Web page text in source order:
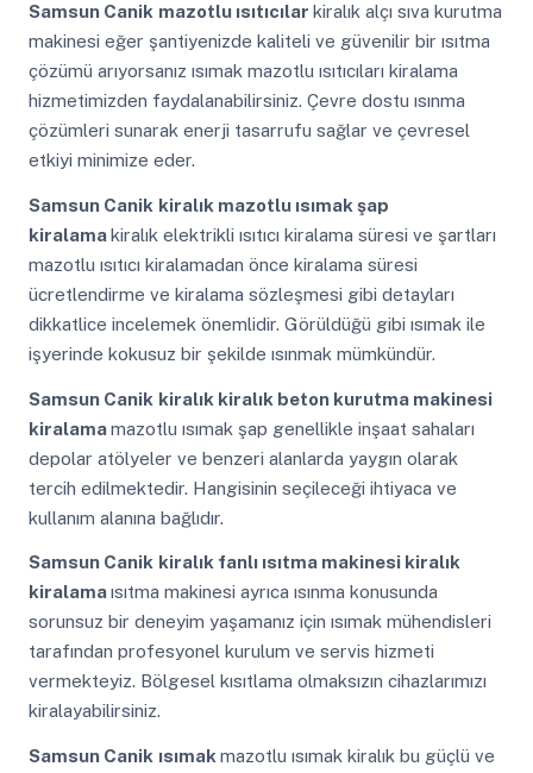
Samsun Canik mazotlu ısıtıcılar kiralık alçı sıva kurutma
makinesi eğer şantiyenizde kaliteli ve güvenilir bir ısıtma
çözümü arıyorsanız ısımak mazotlu ısıtıcıları kiralama
hizmetimizden faydalanabilirsiniz. Çevre dostu ısınma
çözümleri sunarak enerji tasarrufu sağlar ve çevresel
etkiyi minimize eder.
Samsun Canik kiralık mazotlu ısımak şap
kiralamakiralık elektrikli ısıtıcı kiralama süresi ve şartları
mazotlu ısıtıcı kiralamadan önce kiralama süresi
ücretlendirme ve kiralama sözleşmesi gibi detayları
dikkatlice incelemek önemlidir. Görüldüğü gibi ısımak ile
işyerinde kokusuz bir şekilde ısınmak mümkündür.
Samsun Canik kiralık kiralık beton kurutma makinesi
kiralamamazotlu ısımak şap genellikle inşaat sahaları
depolar atölyeler ve benzeri alanlarda yaygın olarak
tercih edilmektedir. Hangisinin seçileceği ihtiyaca ve
kullanım alanına bağlıdır.
Samsun Canik kiralık fanlı ısıtma makinesi kiralık
kiralamaısıtma makinesi ayrıca ısınma konusunda
sorunsuz bir deneyim yaşamanız için ısımak mühendisleri
tarafından profesyonel kurulum ve servis hizmeti
vermekteyiz. Bölgesel kısıtlama olmaksızın cihazlarımızı
kiralayabilirsiniz.
Samsun Canik ısımak mazotlu ısımak kiralık bu güçlü ve